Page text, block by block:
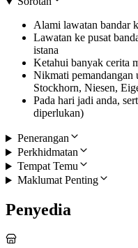
Alami lawatan bandar
Lawatan ke pusat
istana
Ketahui banyak cerita
Nikmati pemandangan
Stockhorn, Niesen,
Pada hari jadi anda,
diperlukan)
Penerangan
Perkhidmatan
Tempat Temu
Maklumat Penting
Penyedia